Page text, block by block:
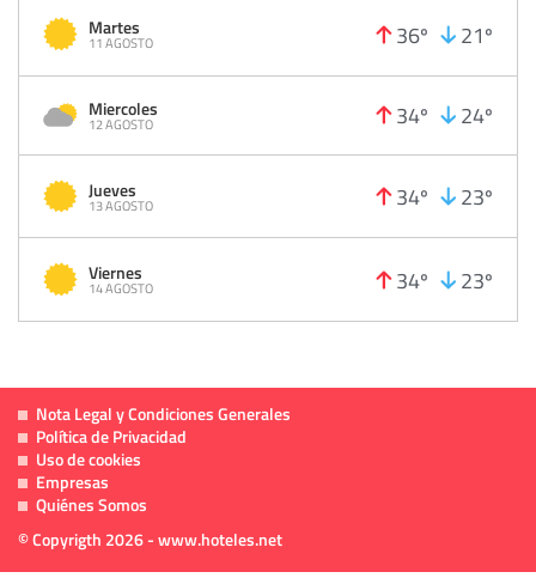
Martes
11 AGOSTO 36º 21º
Miercoles
12 AGOSTO 34º 24º
Jueves
13 AGOSTO 34º 23º
Viernes
14 AGOSTO 34º 23º
Nota Legal y Condiciones Generales
Política de Privacidad
Uso de cookies
Empresas
Quiénes Somos
© Copyrigth 2026 - www.hoteles.net